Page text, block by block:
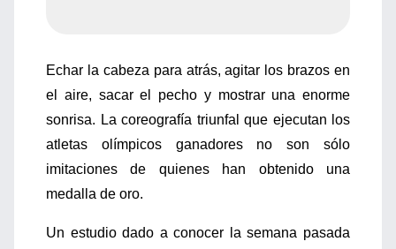
Echar la cabeza para atrás, agitar los brazos en
el aire, sacar el pecho y mostrar una enorme
sonrisa. La coreografía triunfal que ejecutan los
atletas olímpicos ganadores no son sólo
imitaciones de quienes han obtenido una
medalla de oro.
Un estudio dado a conocer la semana pasada